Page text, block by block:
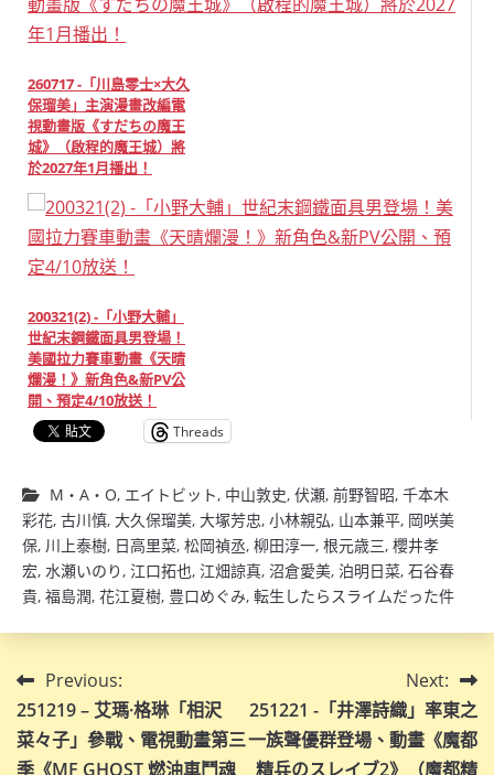
260717 -「川島零士×大久
保瑠美」主演漫畫改編電
視動畫版《すだちの魔王
城》（啟程的魔王城）將
於2027年1月播出！
200321(2) -「小野大輔」
世紀末鋼鐵面具男登場！
美國拉力賽車動畫《天晴
爛漫！》新角色&新PV公
開、預定4/10放送！
Threads
M・A・O, エイトビット, 中山敦史, 伏瀬, 前野智昭, 千本木
彩花, 古川慎, 大久保瑠美, 大塚芳忠, 小林親弘, 山本兼平, 岡咲美
保, 川上泰樹, 日高里菜, 松岡禎丞, 柳田淳一, 根元歳三, 櫻井孝
宏, 水瀬いのり, 江口拓也, 江畑諒真, 沼倉愛美, 泊明日菜, 石谷春
貴, 福島潤, 花江夏樹, 豊口めぐみ, 転生したらスライムだった件
文
章
Previous:
251219 – 艾瑪·格琳「相沢
菜々子」參戰、電視動畫第三
季《MF GHOST 燃油車鬥魂
Next:
251221 -「井澤詩織」率東之
一族聲優群登場、動畫《魔都
精兵のスレイブ2》（魔都精